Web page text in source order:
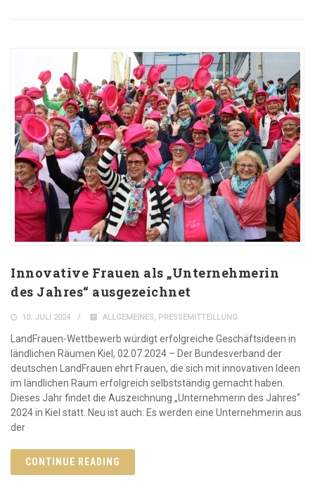
Innovative Frauen als „Unternehmerin
des Jahres“ ausgezeichnet
10. JULI 2024 ALLGEMEINES, PRESSEMITTEILLUNG
LandFrauen-Wettbewerb würdigt erfolgreiche Geschäftsideen in
ländlichen Räumen Kiel, 02.07.2024 – Der Bundesverband der
deutschen LandFrauen ehrt Frauen, die sich mit innovativen Ideen
im ländlichen Raum erfolgreich selbstständig gemacht haben.
Dieses Jahr findet die Auszeichnung „Unternehmerin des Jahres“
2024 in Kiel statt. Neu ist auch: Es werden eine Unternehmerin aus
der
CONTINUE READING